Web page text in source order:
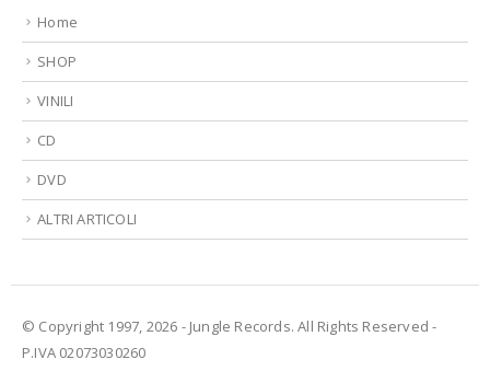
Home
SHOP
VINILI
CD
DVD
ALTRI ARTICOLI
© Copyright 1997, 2026 - Jungle Records. All Rights Reserved -
P.IVA 02073030260